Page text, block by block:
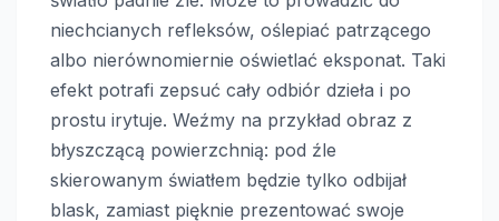
niechcianych refleksów, oślepiać patrzącego
albo nierównomiernie oświetlać eksponat. Taki
efekt potrafi zepsuć cały odbiór dzieła i po
prostu irytuje. Weźmy na przykład obraz z
błyszczącą powierzchnią: pod źle
skierowanym światłem będzie tylko odbijał
blask, zamiast pięknie prezentować swoje